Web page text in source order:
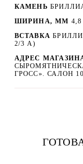
КАМЕНЬ
ШИРИНА, ММ 4,8
ВСТАВКА
2/3 А)
АДРЕС
ГРОСС». САЛОН